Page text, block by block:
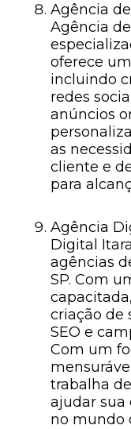
Agência
Agência
oferece
incluindo
redes
anúncios
as
cliente e
para
Agência
Digital
agências
SP. Com
criação de
SEO e
Com um
trabalha
ajudar sua
no mundo